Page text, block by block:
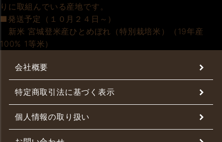
りに取組んでいる産地です。
■発送予定（１０月２４日～）
新米 宮城登米産ひとめぼれ（特別栽培米）（19年産
100% 1等米）
会社概要
特定商取引法に基づく表示
個人情報の取り扱い